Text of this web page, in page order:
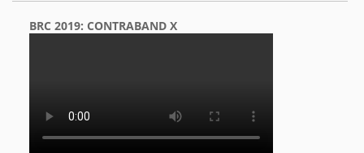
BRC 2019: CONTRABAND X